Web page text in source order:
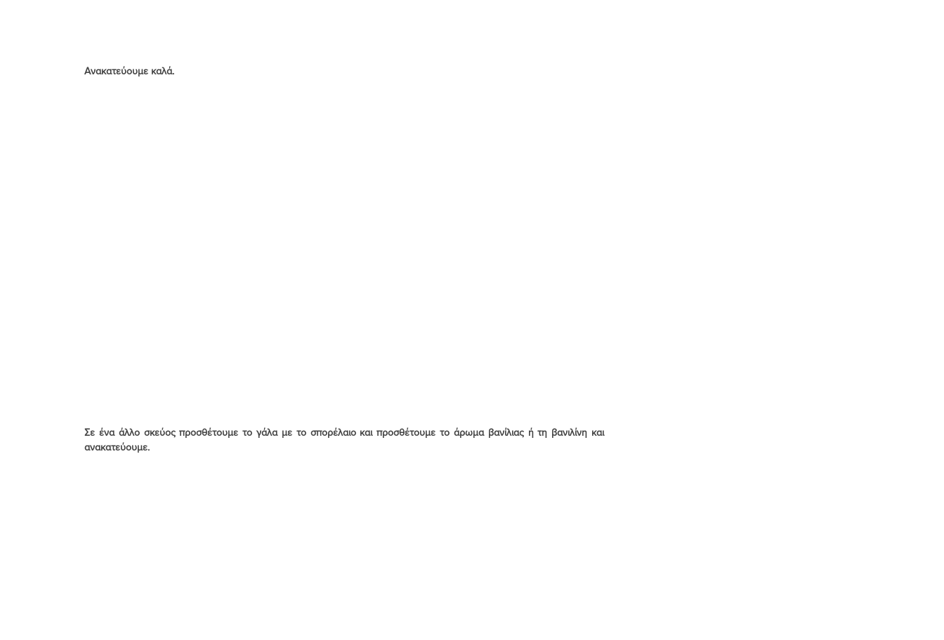
Ανακατεύουμε καλά.
Σε ένα άλλο σκεύος προσθέτουμε το γάλα με το σπορέλαιο και προσθέτουμε το άρωμα βανίλιας ή τη βανιλίνη και
ανακατεύουμε.